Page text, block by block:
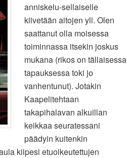
anniskelu-sellaiselle
kiivetään aitojen yli. Olen
saattanut olla moisessa
toiminnassa itsekin joskus
mukana (rikos on tällaisessa
tapauksessa toki jo
vanhentunut). Jotakin
Kaapelitehtaan
takapihalavan alkuillan
keikkaa seuratessani
päädyin kuitenkin
kiipesi etuoikeutettujen